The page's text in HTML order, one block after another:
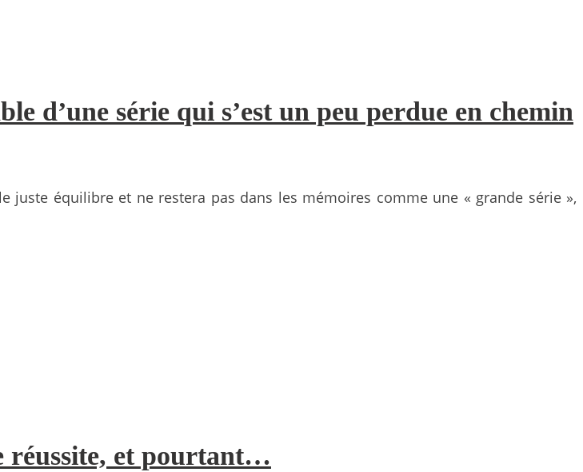
d’une série qui s’est un peu perdue en chemin
juste équilibre et ne restera pas dans les mémoires comme une « grande série »,
réussite, et pourtant…